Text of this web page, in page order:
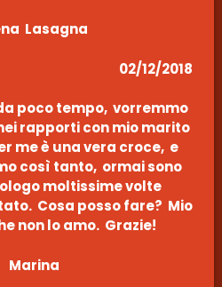
Lasagna
02/12/2018
poco tempo, vorremmo
rapporti con mio marito
me è una vera croce, e
così tanto, ormai sono
moltissime volte
Cosa posso fare? Mio
non lo amo. Grazie!
Marina